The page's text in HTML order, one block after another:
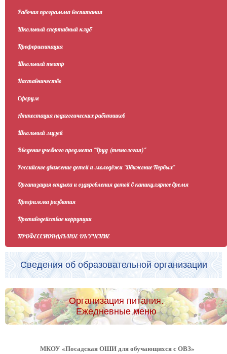
Рабочая программа воспитания
Школьный спортивный клуб
Профориентация
Школьный театр
Наставничество
Сферум
Аттестация педагогических работников
Школьный музей
Введение учебного предмета "Труд (технология)"
Российское движение детей и молодёжи "Движение Первых"
Организация отдыха и оздоровления детей в каникулярное время
Программа развития
Противодействие коррупции
ПРОФЕССИОНАЛЬНОЕ ОБУЧЕНИЕ
Сведения об образовательной организации
Организация питания.
Ежедневные меню
МКОУ «Посадская ОШИ для обучающихся с ОВЗ»